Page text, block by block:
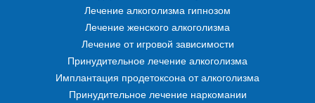
Лечение алкоголизма гипнозом
Лечение женского алкоголизма
Лечение от игровой зависимости
Принудительное лечение алкоголизма
Имплантация продетоксона от алкоголизма
Принудительное лечение наркомании